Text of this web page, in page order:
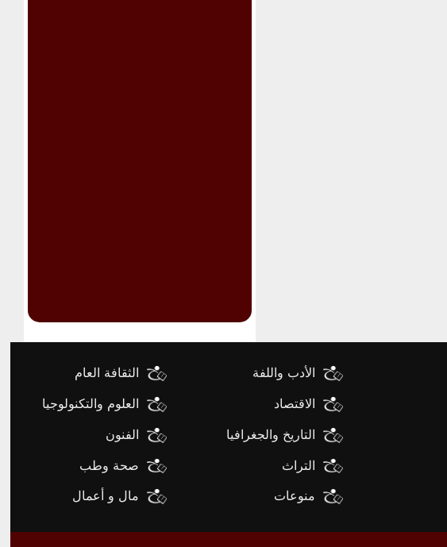
الأدب واللفة
الاقتصاد
التاريخ والجغرافيا
التراث
منوعات
الثقافة العام
العلوم والتكنولوجيا
الفنون
صحة وطب
مال و أعمال